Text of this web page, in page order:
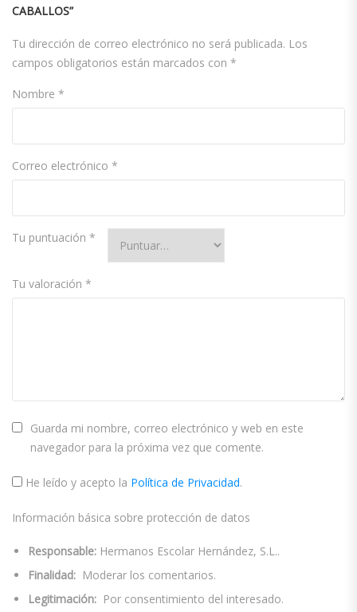
CABALLOS”
Tu dirección de correo electrónico no será publicada. Los
campos obligatorios están marcados con *
Nombre *
Correo electrónico *
Tu puntuación *
Tu valoración *
Guarda mi nombre, correo electrónico y web en este
navegador para la próxima vez que comente.
He leído y acepto la Política de Privacidad.
Información básica sobre protección de datos
Responsable: Hermanos Escolar Hernández, S.L..
Finalidad: Moderar los comentarios.
Legitimación: Por consentimiento del interesado.